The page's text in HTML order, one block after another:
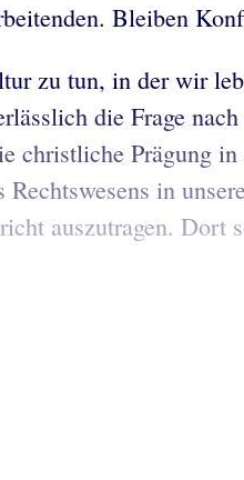
Bleiben
zu tun, in der wir
die Frage
christliche Prägung
Rechtswesens in
auszutragen. Dort